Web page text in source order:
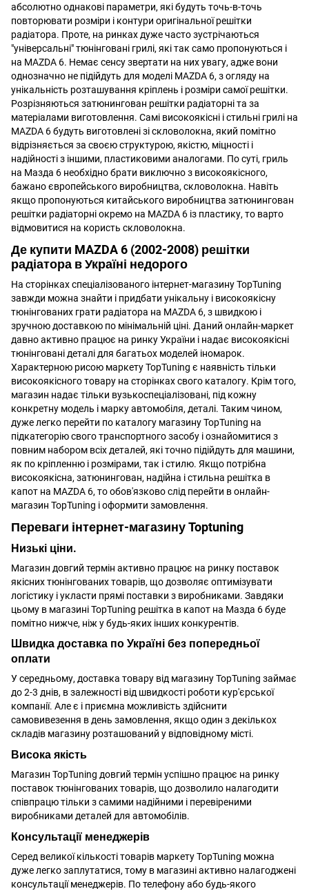
абсолютно однакові параметри, які будуть точь-в-точь
повторювати розміри і контури оригінальної решітки
радіатора. Проте, на ринках дуже часто зустрічаються
"універсальні" тюнінговані грилі, які так само пропонуються і
на MAZDA 6. Немає сенсу звертати на них увагу, адже вони
однозначно не підійдуть для моделі MAZDA 6, з огляду на
унікальність розташування кріплень і розміри самої решітки.
Розрізняються затюнингован решітки радіаторні та за
матеріалами виготовлення. Самі високоякісні і стильні грилі на
MAZDA 6 будуть виготовлені зі скловолокна, який помітно
відрізняється за своєю структурою, якістю, міцності і
надійності з іншими, пластиковими аналогами. По суті, гриль
на Мазда 6 необхідно брати виключно з високоякісного,
бажано європейського виробництва, скловолокна. Навіть
якщо пропонуються китайського виробництва затюнингован
решітки радіаторні окремо на MAZDA 6 із пластику, то варто
відмовитися на користь скловолокна.
Де купити MAZDA 6 (2002-2008) решітки
радіатора в Україні недорого
На сторінках спеціалізованого інтернет-магазину TopTuning
завжди можна знайти і придбати унікальну і високоякісну
тюнінгованих грати радіатора на MAZDA 6, з швидкою і
зручною доставкою по мінімальній ціні. Даний онлайн-маркет
давно активно працює на ринку України і надає високоякісні
тюнінговані деталі для багатьох моделей іномарок.
Характерною рисою маркету TopTuning є наявність тільки
високоякісного товару на сторінках свого каталогу. Крім того,
магазин надає тільки вузькоспеціалізовані, під кожну
конкретну модель і марку автомобіля, деталі. Таким чином,
дуже легко перейти по каталогу магазину TopTuning на
підкатегорію свого транспортного засобу і ознайомитися з
повним набором всіх деталей, які точно підійдуть для машини,
як по кріпленню і розмірами, так і стилю. Якщо потрібна
високоякісна, затюнингован, надійна і стильна решітка в
капот на MAZDA 6, то обов'язково слід перейти в онлайн-
магазин TopTuning і оформити замовлення.
Переваги інтернет-магазину Toptuning
Низькі ціни.
Магазин довгий термін активно працює на ринку поставок
якісних тюнінгованих товарів, що дозволяє оптимізувати
логістику і укласти прямі поставки з виробниками. Завдяки
цьому в магазині TopTuning решітка в капот на Мазда 6 буде
помітно нижче, ніж у будь-яких інших конкурентів.
Швидка доставка по Україні без попередньої
оплати
У середньому, доставка товару від магазину TopTuning займає
до 2-3 днів, в залежності від швидкості роботи кур'єрської
компанії. Але є і приємна можливість здійснити
самовивезення в день замовлення, якщо один з декількох
складів магазину розташований у відповідному місті.
Висока якість
Магазин TopTuning довгий термін успішно працює на ринку
поставок тюнінгованих товарів, що дозволило налагодити
співпрацю тільки з самими надійними і перевіреними
виробниками деталей для автомобілів.
Консультації менеджерів
Серед великої кількості товарів маркету TopTuning можна
дуже легко заплутатися, тому в магазині активно налагоджені
консультації менеджерів. По телефону або будь-якого